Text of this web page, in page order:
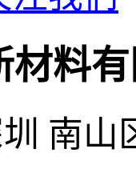
材料
南山